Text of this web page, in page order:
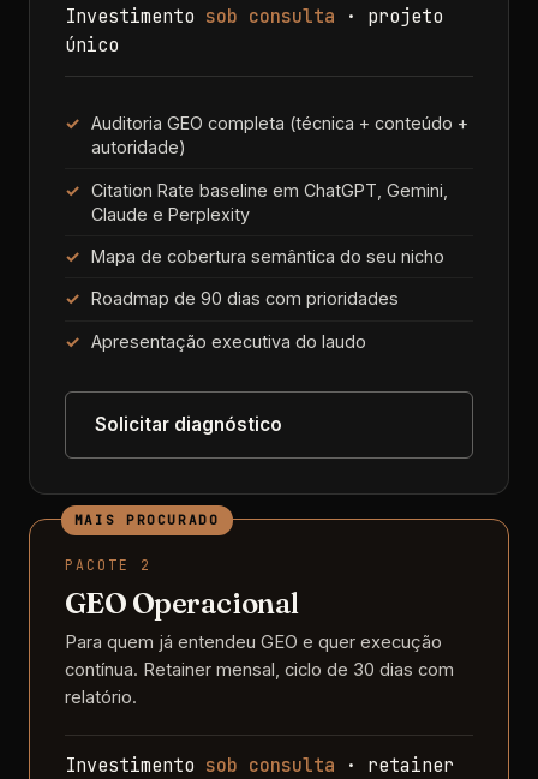
Investimento sob consulta · projeto
único
Auditoria GEO completa (técnica + conteúdo +
autoridade)
Citation Rate baseline em ChatGPT, Gemini,
Claude e Perplexity
Mapa de cobertura semântica do seu nicho
Roadmap de 90 dias com prioridades
Apresentação executiva do laudo
Solicitar diagnóstico
PACOTE 2
GEO Operacional
Para quem já entendeu GEO e quer execução
contínua. Retainer mensal, ciclo de 30 dias com
relatório.
Investimento sob consulta · retainer